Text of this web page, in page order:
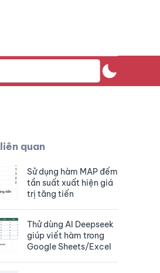
quan
Sử dụng hàm MAP đếm
tần suất xuất hiện giá
trị tăng tiến
Thử dùng AI Deepseek
giúp viết hàm trong
Google Sheets/Excel